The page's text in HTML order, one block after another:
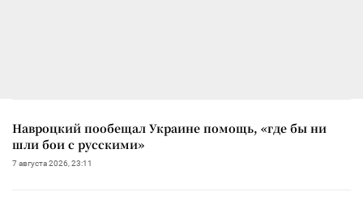
Навроцкий пообещал Украине помощь, «где бы ни
шли бои с русскими»
7 августа 2026, 23:11